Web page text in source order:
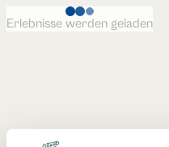
Erlebnisse werden geladen